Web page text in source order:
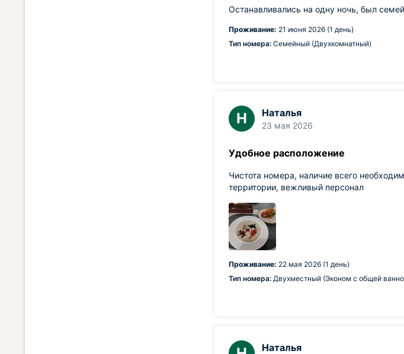
Останавливались на одну ночь, был
Проживание: 21 июня 2026 (1 день)
Тип номера: Семейный (Двухкомнатный)
Н Наталья
23 мая 2026
Удобное расположение
Чистота номера, наличие всего
территории, вежливый персонал
Проживание: 22 мая 2026 (1 день)
Тип номера: Двухместный (Эконом с общей
Наталья